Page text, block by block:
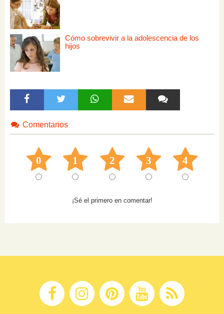
Cómo sobrevivir a la adolescencia de los
hijos
Comentarios
0 1 2 3 4
¡Sé el primero en comentar!